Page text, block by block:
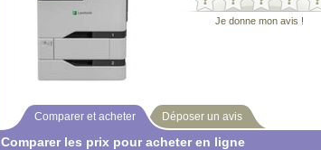
Je donne mon avis !
Comparer et acheter Déposer un avis
Comparer les prix pour acheter en ligne